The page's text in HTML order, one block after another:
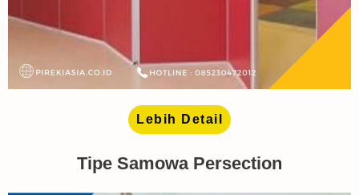
Lebih Detail
Tipe Samowa Persection